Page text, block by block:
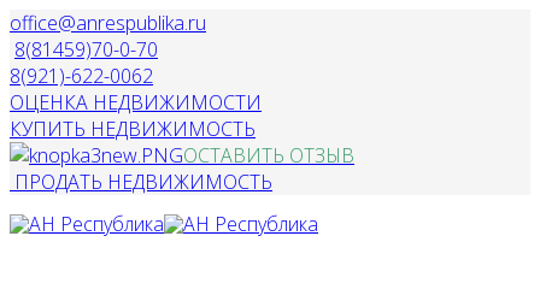
office@anrespublika.ru
8(81459)70-0-70
8(921)-622-0062
ОЦЕНКА НЕДВИЖИМОСТИ
КУПИТЬ НЕДВИЖИМОСТЬ
ОСТАВИТЬ ОТЗЫВ
ПРОДАТЬ НЕДВИЖИМОСТЬ